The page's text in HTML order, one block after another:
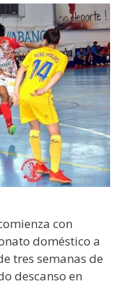
con
doméstico a
tres semanas de
descanso en